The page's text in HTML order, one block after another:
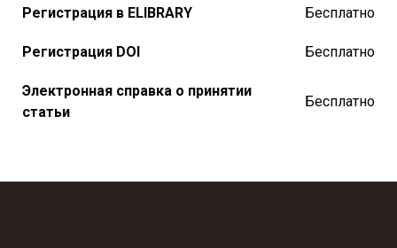
Регистрация в ELIBRARY Бесплатно
Регистрация DOI Бесплатно
Электронная справка о принятии
статьи
Бесплатно